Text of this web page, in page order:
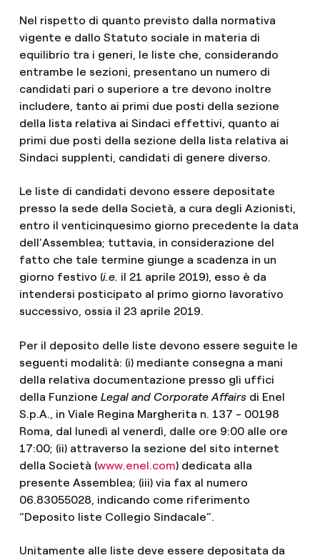
Nel rispetto di quanto previsto dalla normativa
vigente e dallo Statuto sociale in materia di
equilibrio tra i generi, le liste che, considerando
entrambe le sezioni, presentano un numero di
candidati pari o superiore a tre devono inoltre
includere, tanto ai primi due posti della sezione
della lista relativa ai Sindaci effettivi, quanto ai
primi due posti della sezione della lista relativa ai
Sindaci supplenti, candidati di genere diverso.
Le liste di candidati devono essere depositate
presso la sede della Società, a cura degli Azionisti,
entro il venticinquesimo giorno precedente la data
dell’Assemblea; tuttavia, in considerazione del
fatto che tale termine giunge a scadenza in un
giorno festivo (i.e. il 21 aprile 2019), esso è da
intendersi posticipato al primo giorno lavorativo
successivo, ossia il 23 aprile 2019.
Per il deposito delle liste devono essere seguite le
seguenti modalità: (i) mediante consegna a mani
della relativa documentazione presso gli uffici
della Funzione Legal and Corporate Affairsdi Enel
S.p.A., in Viale Regina Margherita n. 137 - 00198
Roma, dal lunedì al venerdì, dalle ore 9:00 alle ore
17:00; (ii) attraverso la sezione del sito internet
della Società (www.enel.com) dedicata alla
presente Assemblea; (iii) via fax al numero
06.83055028, indicando come riferimento
“Deposito liste Collegio Sindacale”.
Unitamente alle liste deve essere depositata da